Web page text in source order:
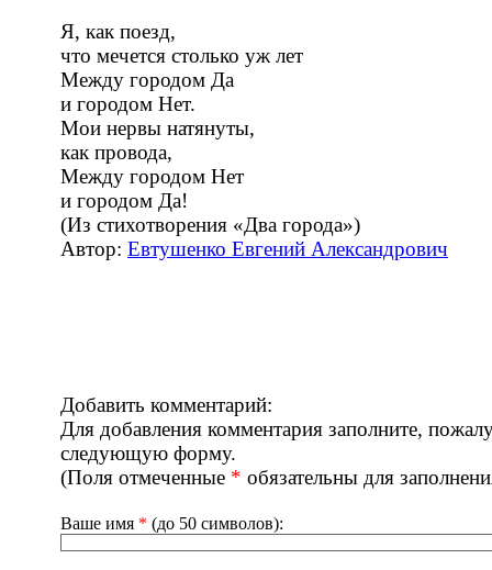
Я, как поезд,
что мечется столько уж лет
Между городом Да
и городом Нет.
Мои нервы натянуты,
как провода,
Между городом Нет
и городом Да!
(Из стихотворения «Два города»)
Автор: Евтушенко Евгений Александрович
Добавить комментарий:
Для добавления комментария заполните,
следующую форму.
(Поля отмеченные * обязательны для
Ваше имя * (до 50 символов):